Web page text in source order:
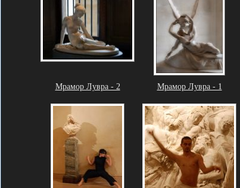
Мрамор Лувра - 2 Мрамор Лувра - 1